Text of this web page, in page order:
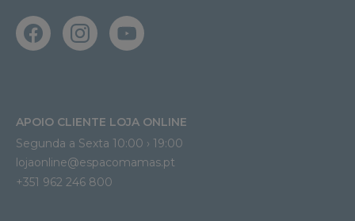
APOIO CLIENTE LOJA ONLINE
Segunda a Sexta 10:00 › 19:00
lojaonline@espacomamas.pt
+351 962 246 800